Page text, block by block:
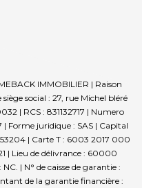
IMMOBILIER | Raison
social : 27, rue Michel bléré
| RCS : 831132717 | Numero
Forme juridique : SAS | Capital
| Carte T : 6003 2017 000
| Lieu de délivrance : 60000
| N° de caisse de garantie :
de la garantie financière :